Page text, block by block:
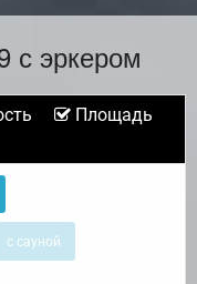
с эркером
Площадь
с сауной